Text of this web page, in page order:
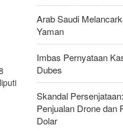
Arab Saudi
Yaman
Imbas Pernyataan
Dubes
Skandal
Penjualan Drone dan
Dolar